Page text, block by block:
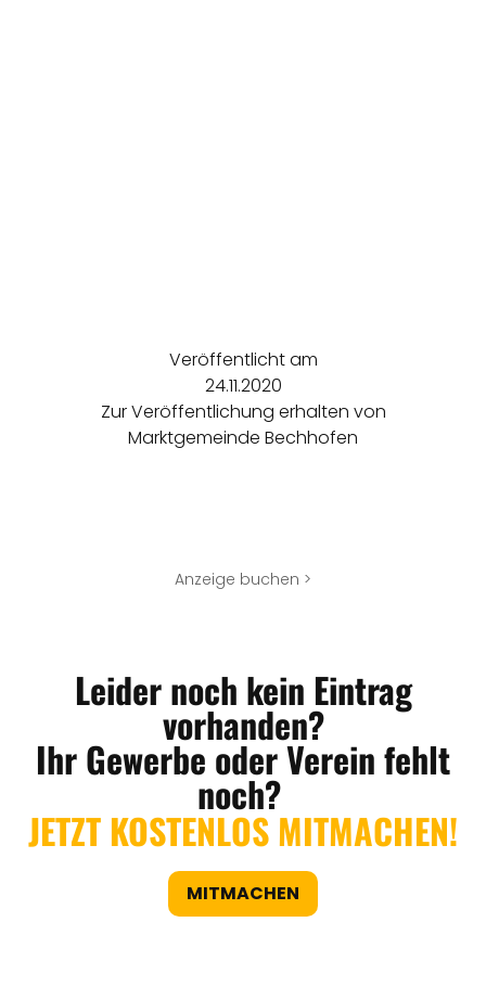
Veröffentlicht am
24.11.2020
Zur Veröffentlichung erhalten von
Marktgemeinde Bechhofen
Anzeige buchen >
Leider noch kein Eintrag
vorhanden?
Ihr Gewerbe oder Verein fehlt
noch?
JETZT KOSTENLOS MITMACHEN!
MITMACHEN